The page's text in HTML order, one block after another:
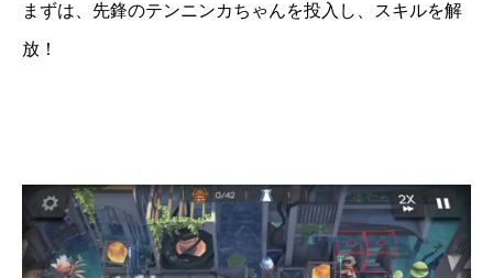
まずは、先鋒のテンニンカちゃんを投入し、スキルを解
放！